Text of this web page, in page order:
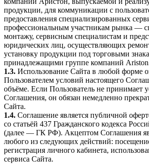
продукции, для коммуникации с
предоставления специализированных
профессиональным участникам рынка —
монтажу, сервисным специалистам и
юридических лиц, осуществляющих
установку продукции под торговыми
принадлежащими группе компаний
1.3. Использование Сайта в любой форме
Пользователем условий настоящего
объёме. Если Пользователь не принимает
Соглашения, он обязан немедленно
Сайта.
1.4. Соглашение является публичной
со статьёй 437 Гражданского кодекса
(далее — ГК РФ). Акцептом Соглашения
любого из следующих действий:
регистрация личного кабинета,
сервиса Сайта.